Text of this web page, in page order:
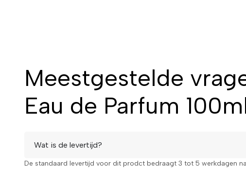
Meestgestelde
Eau de Parfum
Wat is de levertijd?
De standaard levertijd voor dit prodct bedraagt 3 tot 5 werkdagen